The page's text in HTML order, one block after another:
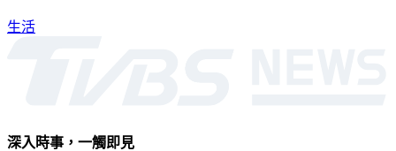
生活
深入時事，一觸即見